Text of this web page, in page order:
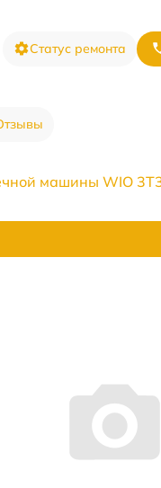
Статус ремонта
машины WIO